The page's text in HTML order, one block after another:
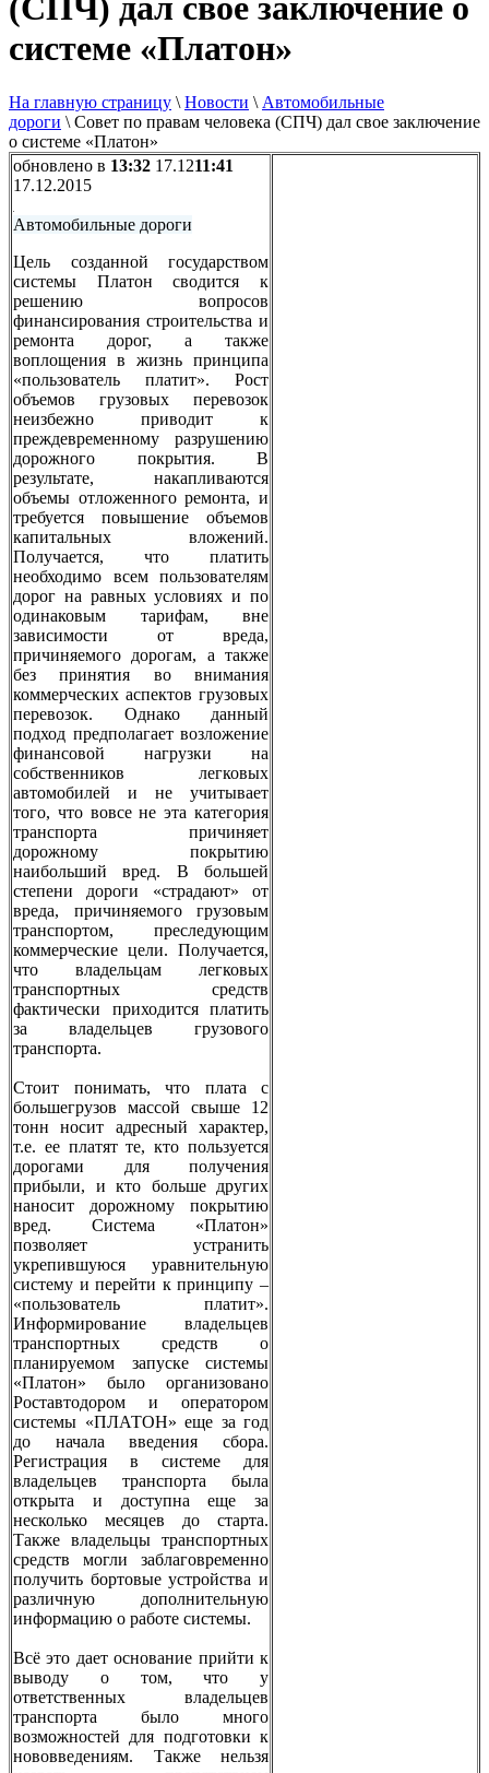
(СПЧ) дал свое заключение о
системе «Платон»
На главную страницу \ Новости \ Автомобильные
дороги \ Совет по правам человека (СПЧ) дал свое заключение
о системе «Платон»
обновлено в 13:32 17.1211:41
17.12.2015
Автомобильные дороги
Цель созданной государством
системы Платон сводится к
решению вопросов
финансирования строительства и
ремонта дорог, а также
воплощения в жизнь принципа
«пользователь платит». Рост
объемов грузовых перевозок
неизбежно приводит к
преждевременному разрушению
дорожного покрытия. В
результате, накапливаются
объемы отложенного ремонта, и
требуется повышение объемов
капитальных вложений.
Получается, что платить
необходимо всем пользователям
дорог на равных условиях и по
одинаковым тарифам, вне
зависимости от вреда,
причиняемого дорогам, а также
без принятия во внимания
коммерческих аспектов грузовых
перевозок. Однако данный
подход предполагает возложение
финансовой нагрузки на
собственников легковых
автомобилей и не учитывает
того, что вовсе не эта категория
транспорта причиняет
дорожному покрытию
наибольший вред. В большей
степени дороги «страдают» от
вреда, причиняемого грузовым
транспортом, преследующим
коммерческие цели. Получается,
что владельцам легковых
транспортных средств
фактически приходится платить
за владельцев грузового
транспорта.
Стоит понимать, что плата с
большегрузов массой свыше 12
тонн носит адресный характер,
т.е. ее платят те, кто пользуется
дорогами для получения
прибыли, и кто больше других
наносит дорожному покрытию
вред. Система «Платон»
позволяет устранить
укрепившуюся уравнительную
систему и перейти к принципу –
«пользователь платит».
Информирование владельцев
транспортных средств о
планируемом запуске системы
«Платон» было организовано
Роставтодором и оператором
системы «ПЛАТОН» еще за год
до начала введения сбора.
Регистрация в системе для
владельцев транспорта была
открыта и доступна еще за
несколько месяцев до старта.
Также владельцы транспортных
средств могли заблаговременно
получить бортовые устройства и
различную дополнительную
информацию о работе системы.
Всё это дает основание прийти к
выводу о том, что у
ответственных владельцев
транспорта было много
возможностей для подготовки к
нововведениям. Также нельзя